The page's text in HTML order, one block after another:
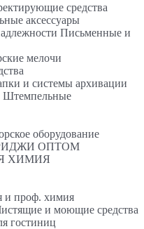
средства
аксессуары
Письменные и
мелочи
и системы архивации
Штемпельные
оборудование
ОПТОМ
ХИМИЯ
и проф. химия
и моющие средства
гостиниц